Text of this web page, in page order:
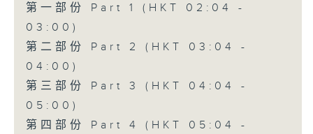
第一部份 Part 1 (HKT 02:04 -
03:00)
第二部份 Part 2 (HKT 03:04 -
04:00)
第三部份 Part 3 (HKT 04:04 -
05:00)
第四部份 Part 4 (HKT 05:04 -